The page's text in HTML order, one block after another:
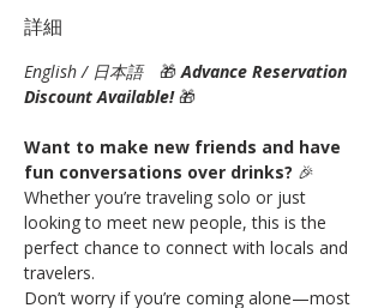
詳細
English / 日本語 🎁 Advance Reservation
Discount Available! 🎁
Want to make new friends and have
fun conversations over drinks? 🎉
Whether you’re traveling solo or just
looking to meet new people, this is the
perfect chance to connect with locals and
travelers.
Don’t worry if you’re coming alone—most